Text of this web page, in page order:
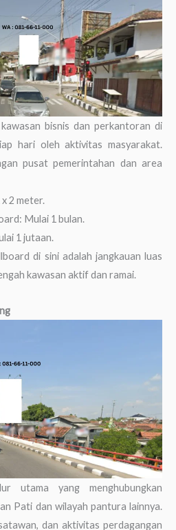
bisnis dan perkantoran di
hari oleh aktivitas masyarakat.
pusat pemerintahan dan area
2 meter.
Mulai 1 bulan.
1 jutaan.
di sini adalah jangkauan luas
kawasan aktif dan ramai.
utama yang menghubungkan
Pati dan wilayah pantura lainnya.
dan aktivitas perdagangan